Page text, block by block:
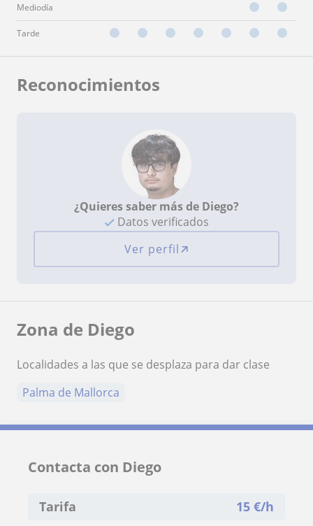
Mediodía
Tarde
Reconocimientos
¿Quieres saber más de Diego?
Datos verificados
Ver perfil
Zona de Diego
Localidades a las que se desplaza para dar clase
Palma de Mallorca
Contacta con Diego
Tarifa 15 €/h